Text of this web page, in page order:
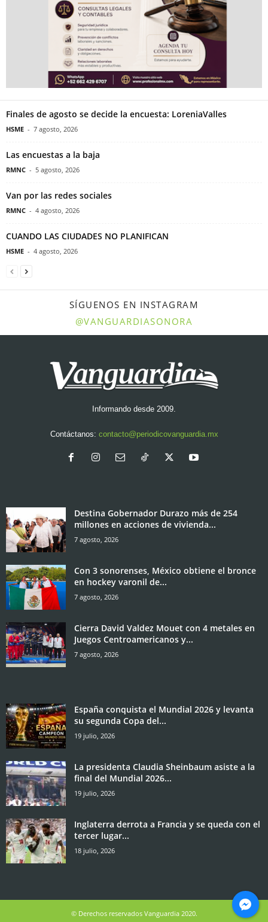
Finales de agosto se decide la encuesta: LoreniaValles
HSME - 7 agosto, 2026
Las encuestas a la baja
RMNC - 5 agosto, 2026
Van por las redes sociales
RMNC - 4 agosto, 2026
CUANDO LAS CIUDADES NO PLANIFICAN
HSME - 4 agosto, 2026
SÍGUENOS EN INSTAGRAM
@VANGUARDIASONORA
Informando desde 2009.
Contáctanos: contacto@periodicovanguardia.mx
Destina Gobernador Durazo más de 254
millones en acciones de vivienda...
7 agosto, 2026
Con 3 sonorenses, México obtiene el bronce
en hockey varonil de...
7 agosto, 2026
Cierra David Valdez Mouet con 4 metales en
Juegos Centroamericanos y...
7 agosto, 2026
España conquista el Mundial 2026 y levanta
su segunda Copa del...
19 julio, 2026
La presidenta Claudia Sheinbaum asiste a la
final del Mundial 2026...
19 julio, 2026
Inglaterra derrota a Francia y se queda con el
tercer lugar...
18 julio, 2026
© Derechos reservados Vanguardia 2020.